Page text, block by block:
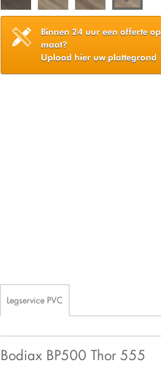
Binnen 24 uur een offerte op
maat?
Upload hier uw plattegrond
Legservice PVC
Bodiax BP500 Thor 555